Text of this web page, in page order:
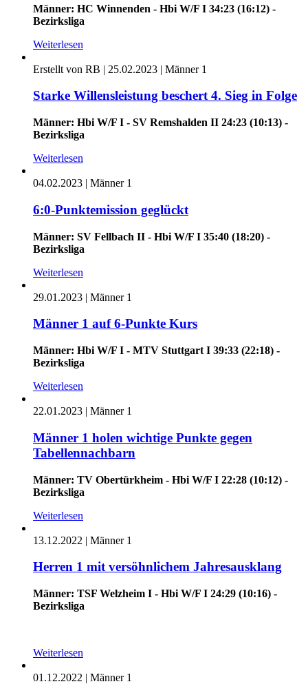
Männer: HC Winnenden - Hbi W/F I 34:23 (16:12) -
Bezirksliga
Weiterlesen
Erstellt von RB | 25.02.2023 | Männer 1
Starke Willensleistung beschert 4. Sieg in Folge
Männer: Hbi W/F I - SV Remshalden II 24:23 (10:13) -
Bezirksliga
Weiterlesen
04.02.2023 | Männer 1
6:0-Punktemission geglückt
Männer: SV Fellbach II - Hbi W/F I 35:40 (18:20) -
Bezirksliga
Weiterlesen
29.01.2023 | Männer 1
Männer 1 auf 6-Punkte Kurs
Männer: Hbi W/F I - MTV Stuttgart I 39:33 (22:18) -
Bezirksliga
Weiterlesen
22.01.2023 | Männer 1
Männer 1 holen wichtige Punkte gegen
Tabellennachbarn
Männer: TV Obertürkheim - Hbi W/F I 22:28 (10:12) -
Bezirksliga
Weiterlesen
13.12.2022 | Männer 1
Herren 1 mit versöhnlichem Jahresausklang
Männer: TSF Welzheim I - Hbi W/F I 24:29 (10:16) -
Bezirksliga
Weiterlesen
01.12.2022 | Männer 1